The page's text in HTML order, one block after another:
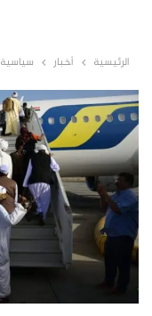
الرئيسية أخبار سياسية